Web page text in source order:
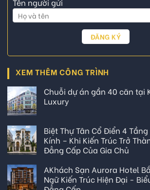
Tên người gửi
XEM THÊM CÔNG TRÌNH
Chuỗi dự án gần 40 căn tại
Luxury
Biệt Thự Tân Cổ Điển 4
Kính – Khi Kiến Trúc Trở
Đẳng Cấp Của Gia Chủ
AKhách Sạn Aurora Hotel
Ngữ Kiến Trúc Hiện Đại -